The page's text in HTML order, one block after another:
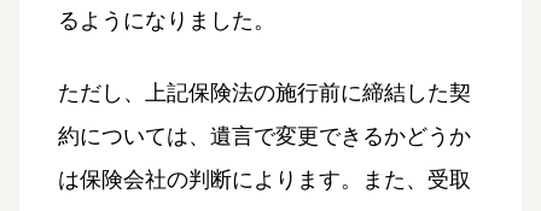
るようになりました。
ただし、上記保険法の施行前に締結した契
約については、遺言で変更できるかどうか
は保険会社の判断によります。また、受取